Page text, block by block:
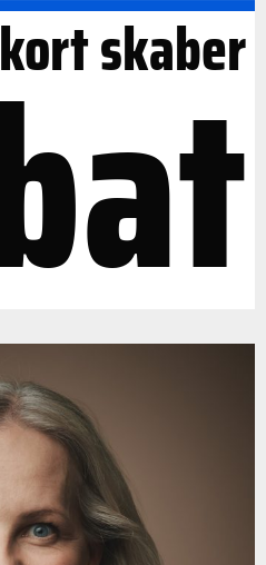
skaber